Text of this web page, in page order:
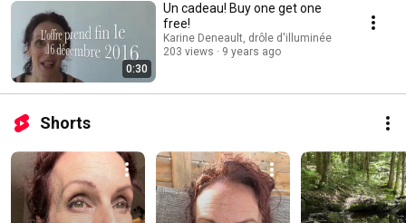
0:30
Un cadeau! Buy one get one
free!
Karine Deneault, drôle d'illuminée
203 views
9 years ago
Shorts